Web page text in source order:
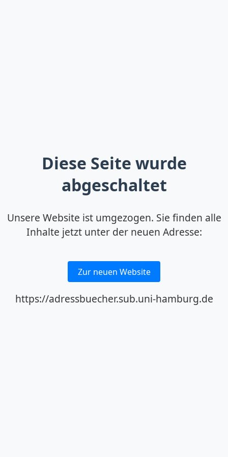
Diese Seite wurde
abgeschaltet
Unsere Website ist umgezogen. Sie finden alle
Inhalte jetzt unter der neuen Adresse:
Zur neuen Website
https://adressbuecher.sub.uni-hamburg.de